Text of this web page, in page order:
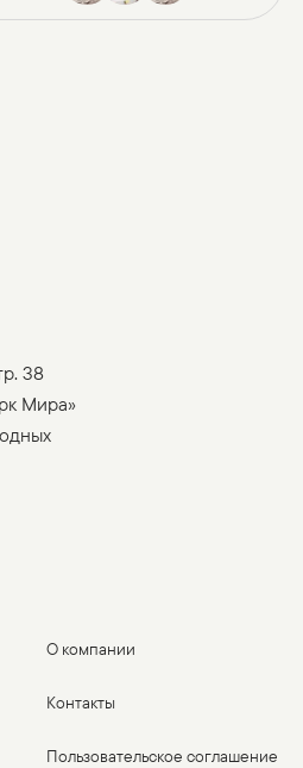
38
Мира»
О компании
Контакты
Пользовательское соглашение